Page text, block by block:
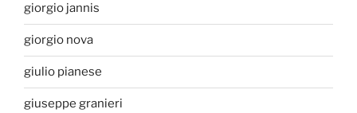
giorgio jannis
giorgio nova
giulio pianese
giuseppe granieri